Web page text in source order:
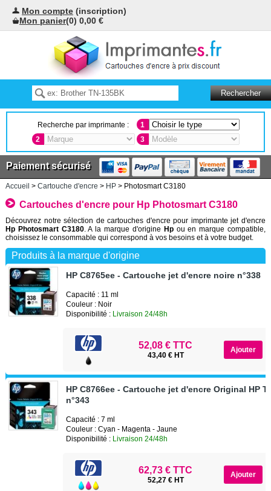
Mon compte (inscription)
Mon panier(0) 0,00 €
Recherche par imprimante :
1
2
3
Paiement sécurisé
Accueil > Cartouche d'encre > HP> Photosmart C3180
Cartouches d'encre pour Hp Photosmart C3180
Découvrez notre sélection de cartouches d'encre pour imprimante jet d'encre
Hp Photosmart C3180. A la marque d'origine Hpou en marque compatible,
choisissez le consommable qui correspond à vos besoins et à votre budget.
Produits à la marque d'origine
HP C8765ee - Cartouche jet d'encre noire n°338
Capacité : 11 ml
Couleur : Noir
Disponibilité : Livraison 24/48h
52,08 € TTC
43,40 € HT
HP C8766ee - Cartouche jet d'encre Original HP
n°343
Capacité : 7 ml
Couleur : Cyan - Magenta - Jaune
Disponibilité : Livraison 24/48h
62,73 € TTC
52,27 € HT